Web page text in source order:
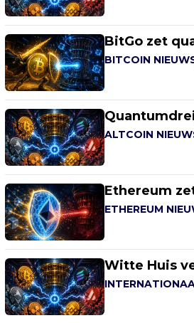
BitGo zet
BITCOIN
ALTCOIN
Ethereum
ETHEREUM
Witte Huis